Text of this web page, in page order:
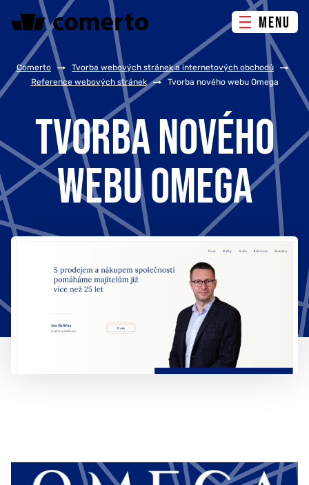
MENU
ONLINE MARKETING
TVORBA WEBU
PORADENSTVÍ & ŠKOLENÍ
REFERENCE
O NÁS
KONTAKTY
777 353 464
Comerto / Tvorba webových stránek a internetových obchodů
/
Reference webových stránek
/ Tvorba nového webu Omega
TVORBA NOVÉHO
WEBU OMEGA